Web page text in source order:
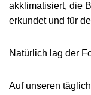
akklimatisiert, die
erkundet und für
Natürlich lag der
Auf unseren